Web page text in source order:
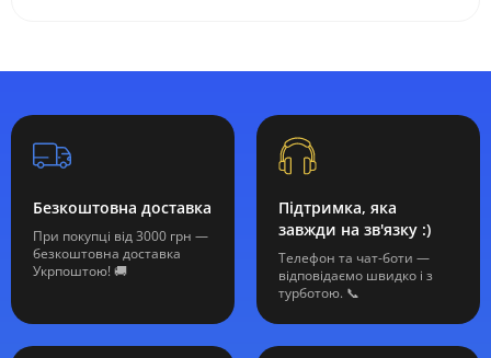
Безкоштовна доставка
При покупці від 3000 грн —
безкоштовна доставка
Укрпоштою! 🚚
Підтримка, яка
завжди на зв'язку :)
Телефон та чат-боти —
відповідаємо швидко і з
турботою. 📞